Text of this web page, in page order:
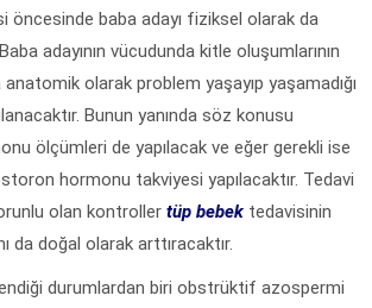
öncesinde baba adayı fiziksel olarak da
adayının vücudunda kitle oluşumlarının
anatomik olarak problem yaşayıp yaşamadığı
Bunun yanında söz konusu
ölçümleri de yapılacak ve eğer gerekli ise
hormonu takviyesi yapılacaktır. Tedavi
olan kontroller tüp bebek tedavisinin
da doğal olarak arttıracaktır.
durumlardan biri obstrüktif azospermi